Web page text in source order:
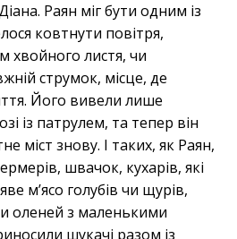
Раян міг бути одним із
ковтнути повітря,
хвойного листя, чи
струмок, місце, де
Його вивели лише
із патрулем, та тепер він
міст знову. І таких, як Раян,
швачок, кухарів, які
м’ясо голубів чи щурів,
оленей з маленькими
шукачі разом із